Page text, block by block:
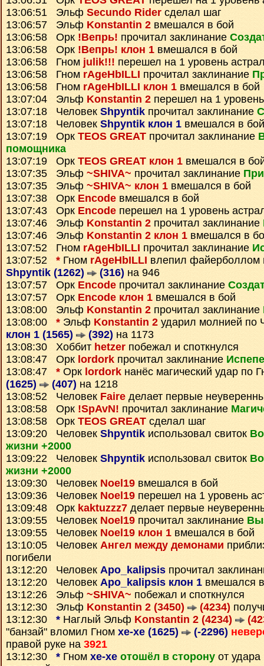
13:06:51 Эльф Secundo Rider сделал шаг
13:06:57 Эльф Konstantin 2 вмешался в бой
13:06:58 Орк !Вепрь! прочитал заклинание
13:06:58 Орк !Вепрь! клон 1 вмешался в бой
13:06:58 Гном julik!!! перешел на 1 уровень
13:06:58 Гном rAgeHbILLI прочитал заклинание
13:06:58 Гном rAgeHbILLI клон 1 вмешался в бой
13:07:04 Эльф Konstantin 2 перешел на 1
13:07:18 Человек Shpyntik прочитал заклинание
13:07:18 Человек Shpyntik клон 1 вмешался в бой
13:07:19 Орк TEOS GREAT прочитал заклинание
помощника
13:07:19 Орк TEOS GREAT клон 1 вмешался в
13:07:35 Эльф ~SHIVA~ прочитал заклинание
13:07:35 Эльф ~SHIVA~ клон 1 вмешался в бой
13:07:38 Орк Encode вмешался в бой
13:07:43 Орк Encode перешел на 1 уровень
13:07:46 Эльф Konstantin 2 прочитал заклинание
13:07:46 Эльф Konstantin 2 клон 1 вмешался в
13:07:52 Гном rAgeHbILLI прочитал заклинание
13:07:52 * Гном rAgeHbILLI влепил файерболлом
Shpyntik (1262)
(316) на 946
13:07:57 Орк Encode прочитал заклинание
13:07:57 Орк Encode клон 1 вмешался в бой
13:08:00 Эльф Konstantin 2 прочитал заклинание
13:08:00 * Эльф Konstantin 2 ударил молнией по
клон 1 (1565)
(392) на 1173
13:08:30 Хоббит hetzer побежал и споткнулся
13:08:47 Орк lordork прочитал заклинание
13:08:47 * Орк lordork нанёс магический удар по
(1625)
(407) на 1218
13:08:52 Человек Faire делает первые
13:08:58 Орк !SpAvN! прочитал заклинание
13:08:58 Орк TEOS GREAT сделал шаг
13:09:20 Человек Shpyntik использовал свиток
жизни +2000
13:09:22 Человек Shpyntik использовал свиток
жизни +2000
13:09:30 Человек Noel19 вмешался в бой
13:09:36 Человек Noel19 перешел на 1 уровень
13:09:48 Орк kaktuzzz7 делает первые
13:09:55 Человек Noel19 прочитал заклинание
13:09:55 Человек Noel19 клон 1 вмешался в бой
13:10:05 Человек Ангел между демонами
погибели
13:12:20 Человек Apo_kalipsis прочитал
13:12:20 Человек Apo_kalipsis клон 1 вмешался
13:12:26 Эльф ~SHIVA~ побежал и споткнулся
13:12:30 Эльф Konstantin 2 (3450) (4234)
13:12:30 * Наглый Эльф Konstantin 2 (4234)
"банзай" вломил Гном xe-xe (1625) (-2296)
правой руке на 3921
13:12:30 * Гном xe-xe отошёл в сторону от